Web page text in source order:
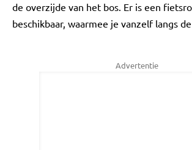
de overzijde van het bos. Er is een
beschikbaar, waarmee je vanzelf langs
Advertentie